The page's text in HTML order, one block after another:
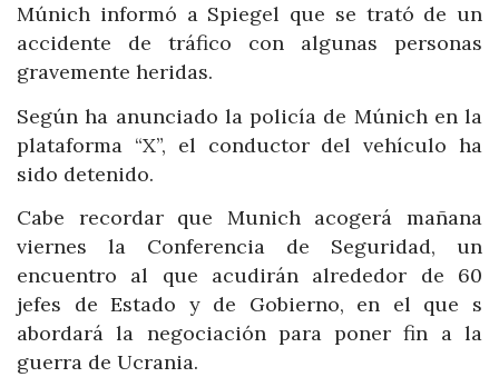
Múnich informó a Spiegel que se trató de un
accidente de tráfico con algunas personas
gravemente heridas.
Según ha anunciado la policía de Múnich en la
plataforma “X”, el conductor del vehículo ha
sido detenido.
Cabe recordar que Munich acogerá mañana
viernes la Conferencia de Seguridad, un
encuentro al que acudirán alrededor de 60
jefes de Estado y de Gobierno, en el que s
abordará la negociación para poner fin a la
guerra de Ucrania.